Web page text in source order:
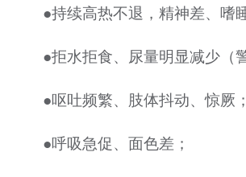
●持续高热不退，精神差、嗜
●拒水拒食、尿量明显减少（
●呕吐频繁、肢体抖动、惊厥；
●呼吸急促、面色差；